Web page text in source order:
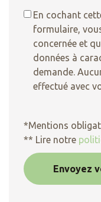
En cochant
formulaire,
concernée et
données à
demande.
effectué avec
*Mentions
** Lire notre